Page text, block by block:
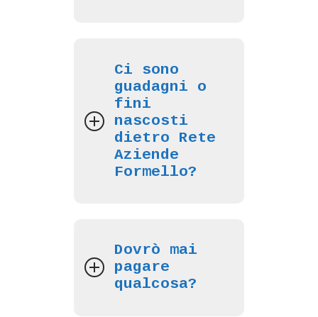
Ci sono
guadagni o
fini
nascosti
dietro Rete
Aziende
Formello?
Dovrò mai
pagare
qualcosa?